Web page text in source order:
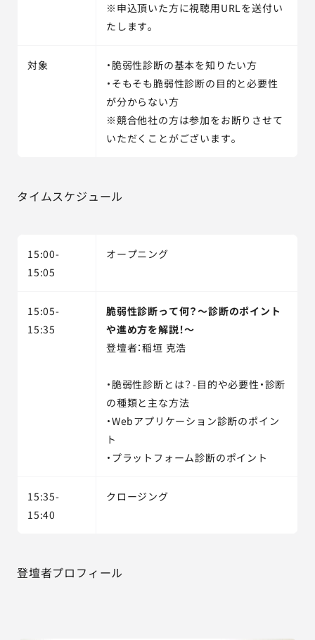
※申込頂いた方に視聴用URLを送付い
たします。
対象
・脆弱性診断の基本を知りたい方
・そもそも脆弱性診断の目的と必要性
が分からない方
※競合他社の方は参加をお断りさせて
いただくことがございます。
タイムスケジュール
15:00-
15:05
オープニング
15:05-
15:35
脆弱性診断って何？～診断のポイント
や進め方を解説！～
登壇者：稲垣 克浩
・脆弱性診断とは？-目的や必要性・診断
の種類と主な方法
・Webアプリケーション診断のポイン
ト
・プラットフォーム診断のポイント
15:35-
15:40
クロージング
登壇者プロフィール